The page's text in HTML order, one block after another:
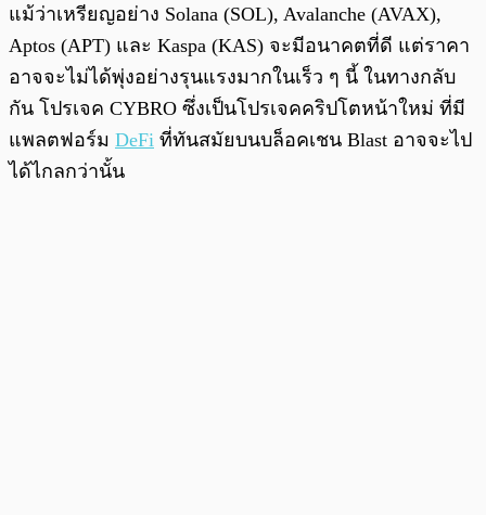
แม้ว่าเหรียญอย่าง Solana (SOL), Avalanche (AVAX),
Aptos (APT) และ Kaspa (KAS) จะมีอนาคตที่ดี แต่ราคา
อาจจะไม่ได้พุ่งอย่างรุนแรงมากในเร็ว ๆ นี้ ในทางกลับ
กัน โปรเจค CYBRO ซึ่งเป็นโปรเจคคริปโตหน้าใหม่ ที่มี
แพลตฟอร์ม DeFi ที่ทันสมัยบนบล็อคเชน Blast อาจจะไป
ได้ไกลกว่านั้น